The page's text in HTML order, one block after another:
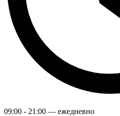
09:00 - 21:00 — ежедневно